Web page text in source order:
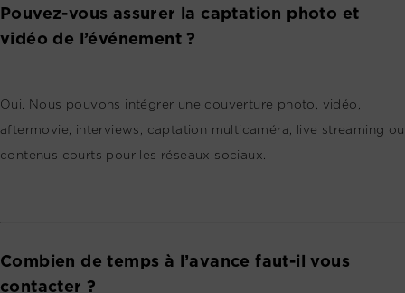
Pouvez-vous assurer la captation photo et
vidéo de l’événement ?
Oui. Nous pouvons intégrer une couverture photo, vidéo,
aftermovie, interviews, captation multicaméra, live streaming ou
contenus courts pour les réseaux sociaux.
Combien de temps à l’avance faut-il vous
contacter ?